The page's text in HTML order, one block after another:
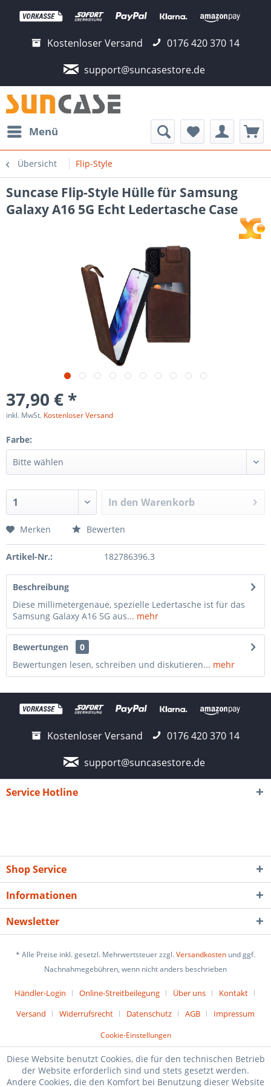
Kostenloser Versand
0176 420 370 14
support@suncasestore.de
Menü
Übersicht Flip-Style
Suncase Flip-Style Hülle für Samsung
Galaxy A16 5G Echt Ledertasche Case
37,90 € *
inkl. MwSt. Kostenloser Versand
Farbe:
In den Warenkorb
Merken Bewerten
Artikel-Nr.: 182786396.3
Beschreibung
Diese millimetergenaue, spezielle Ledertasche ist für das
Samsung Galaxy A16 5G aus... mehr
Bewertungen
0
Bewertungen lesen, schreiben und diskutieren... mehr
Kostenloser Versand
0176 420 370 14
support@suncasestore.de
Service Hotline
Shop Service
Informationen
Newsletter
* Alle Preise inkl. gesetzl. Mehrwertsteuer zzgl.Versandkosten und ggf.
Nachnahmegebühren, wenn nicht anders beschrieben
Händler-Login Online-Streitbeilegung Über uns
Kontakt
Versand
Widerrufsrecht Datenschutz AGB Impressum
Cookie-Einstellungen
Diese Website benutzt Cookies, die für den technischen Betrieb
der Website erforderlich sind und stets gesetzt werden.
Andere Cookies, die den Komfort bei Benutzung dieser Website